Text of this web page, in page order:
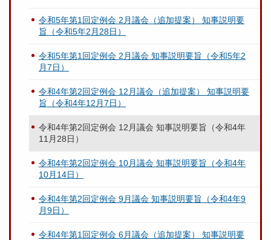
令和5年第1回定例会 2月議会（追加提案） 知事説明要
旨（令和5年2月28日）
令和5年第1回定例会 2月議会 知事説明要旨（令和5年2
月7日）
令和4年第2回定例会 12月議会（追加提案） 知事説明要
旨（令和4年12月7日）
令和4年第2回定例会 12月議会 知事説明要旨（令和4年
11月28日）
令和4年第2回定例会 10月議会 知事説明要旨（令和4年
10月14日）
令和4年第2回定例会 9月議会 知事説明要旨（令和4年9
月9日）
令和4年第1回定例会 6月議会（追加提案） 知事説明要